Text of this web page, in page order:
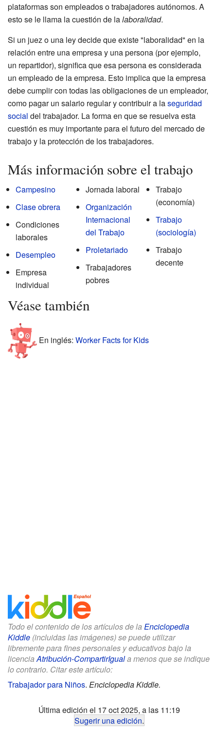
plataformas son empleados o trabajadores autónomos. A
esto se le llama la cuestión de lalaboralidad.
Si un juez o una ley decide que existe "laboralidad" en la
relación entre una empresa y una persona (por ejemplo,
un repartidor), significa que esa persona es considerada
un empleado de la empresa. Esto implica que la empresa
debe cumplir con todas las obligaciones de un empleador,
como pagar un salario regular y contribuir a laseguridad
social del trabajador. La forma en que se resuelva esta
cuestión es muy importante para el futuro del mercado de
trabajo y la protección de los trabajadores.
Más información sobre el trabajo
Campesino
Clase obrera
Condiciones
laborales
Desempleo
Empresa
individual
Jornada laboral
Organización
Internacional
del Trabajo
Proletariado
Trabajadores
pobres
Trabajo
(economía)
Trabajo
(sociología)
Trabajo
decente
Véase también
En inglés: Worker Facts for Kids
Todo el contenido de los artículos de la Enciclopedia
Kiddle (incluidas las imágenes) se puede utilizar
libremente para fines personales y educativos bajo la
licenciaAtribución-CompartirIguala menos que se indique
lo contrario. Citar este artículo:
Trabajador para Niños. Enciclopedia Kiddle.
Última edición el 17 oct 2025, a las 11:19
Sugerir una edición.